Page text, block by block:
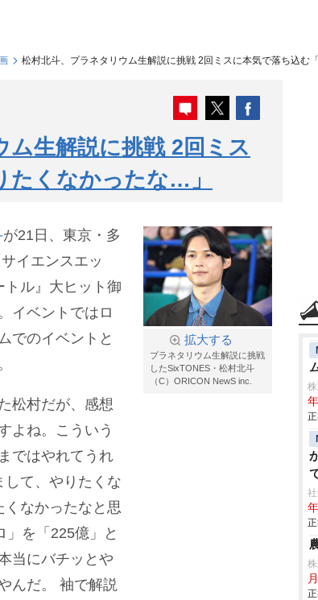
松村北斗、プラネタリウム生解説に挑戦 2回ミスに本気で落ち込む
生解説に挑戦 2回ミス
たくなかったな…」
拡大する
プラネタリウム生解説に挑戦
したSixTONES・松村北斗
（C）ORICON NewS inc.
が21日、東京・多
イエンスエッ
トル』大ヒット御
イベントではロ
でのイベントと
松村だが、感想
よね。こういう
ではやれてうれ
して、やりたくな
くなかったなと思
」を「225億」と
本当にバチッと
んだ。
袖で解説